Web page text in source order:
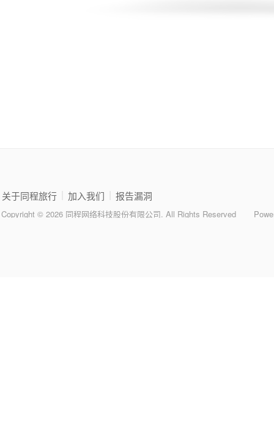
关于同程旅行 加入我们 报告漏洞
Copyright © 2026 同程网络科技股份有限公司. All Rights Reserved